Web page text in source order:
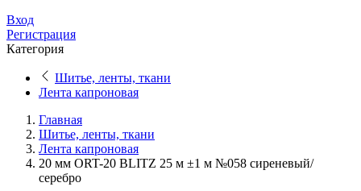
Вход
Регистрация
Категория
Шитье, ленты, ткани
Лента капроновая
Главная
Шитье, ленты, ткани
Лента капроновая
20 мм ORT-20 BLITZ 25 м ±1 м №058 сиреневый/
серебро